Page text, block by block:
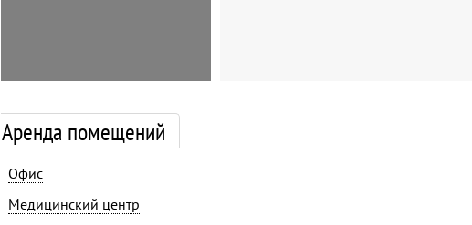
Аренда помещений
Офис
Медицинский центр